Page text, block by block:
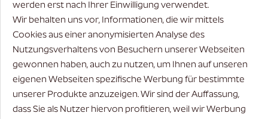
werden erst nach Ihrer Einwilligung verwendet.
Wir behalten uns vor, Informationen, die wir mittels
Cookies aus einer anonymisierten Analyse des
Nutzungsverhaltens von Besuchern unserer Webseiten
gewonnen haben, auch zu nutzen, um Ihnen auf unseren
eigenen Webseiten spezifische Werbung für bestimmte
unserer Produkte anzuzeigen. Wir sind der Auffassung,
dass Sie als Nutzer hiervon profitieren, weil wir Werbung